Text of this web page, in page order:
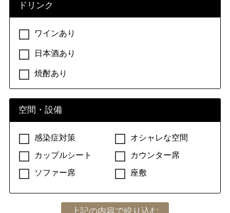
ドリンク
ワインあり
日本酒あり
焼酎あり
空間・設備
感染症対策
オシャレな空間
カップルシート
カウンター席
ソファー席
座敷